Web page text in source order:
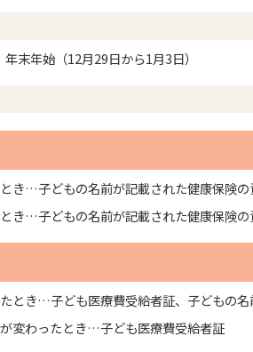
末年始（12月29日から1月3日）
とき…子どもの名前が記載された健康保険
とき…子どもの名前が記載された健康保険
たとき…子ども医療費受給者証、子どもの
が変わったとき…子ども医療費受給者証